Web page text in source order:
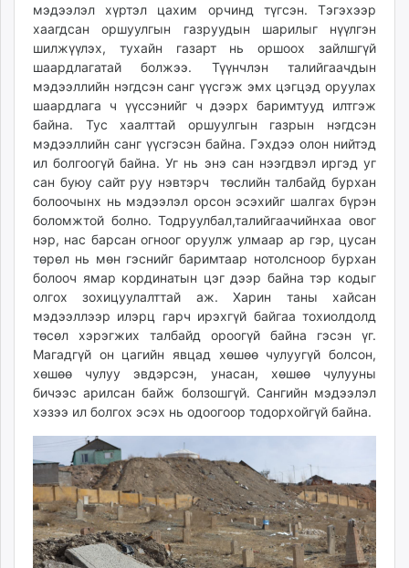
мэдээлэл хүртэл цахим орчинд түгсэн. Тэгэхээр
хаагдсан оршуулгын газруудын шарилыг нүүлгэн
шилжүүлэх, тухайн газарт нь оршоох зайлшгүй
шаардлагатай болжээ. Түүнчлэн талийгаачдын
мэдээллийн нэгдсэн санг үүсгэж эмх цэгцэд оруулах
шаардлага ч үүссэнийг ч дээрх баримтууд илтгэж
байна. Тус хаалттай оршуулгын газрын нэгдсэн
мэдээллийн санг үүсгэсэн байна. Гэхдээ олон нийтэд
ил болгоогүй байна. Уг нь энэ сан нээгдвэл иргэд уг
сан буюу сайт руу нэвтэрч төслийн талбайд бурхан
болоочынх нь мэдээлэл орсон эсэхийг шалгах бүрэн
боломжтой болно. Тодруулбал,талийгаачийнхаа овог
нэр, нас барсан огноог оруулж улмаар ар гэр, цусан
төрөл нь мөн гэснийг баримтаар нотолсноор бурхан
болооч ямар кординатын цэг дээр байна тэр кодыг
олгох зохицуулалттай аж. Харин таны хайсан
мэдээллээр илэрц гарч ирэхгүй байгаа тохиолдолд
төсөл хэрэгжих талбайд ороогүй байна гэсэн үг.
Магадгүй он цагийн явцад хөшөө чулуугүй болсон,
хөшөө чулуу эвдэрсэн, унасан, хөшөө чулууны
бичээс арилсан байж болзошгүй. Сангийн мэдээлэл
хэзээ ил болгох эсэх нь одоогоор тодорхойгүй байна.